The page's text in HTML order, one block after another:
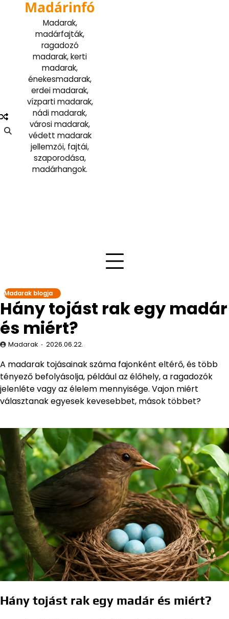
Madárinfó
Madarak,
madárfajták,
ragadozó
madarak, kerti
madarak,
énekesmadarak,
erdei madarak,
vízparti madarak,
nádi madarak,
városi madarak,
védett madarak
jellemzői, fajtái,
szaporodása,
madárhangok.
Madarak blogja
Hány tojást rak egy madár
és miért?
Madarak 2026.06.22.
A madarak tojásainak száma fajonként eltérő, és több
tényező befolyásolja, például az élőhely, a ragadozók
jelenléte vagy az élelem mennyisége. Vajon miért
választanak egyesek kevesebbet, mások többet?
Hány tojást rak egy madár és miért?